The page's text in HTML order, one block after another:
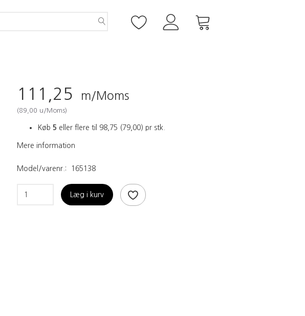
111,25 m/Moms
(89,00 u/Moms)
Køb 5 eller flere til 98,75 ( 79,00) pr stk.
Mere information
Model/varenr.: 165138
Læg i kurv